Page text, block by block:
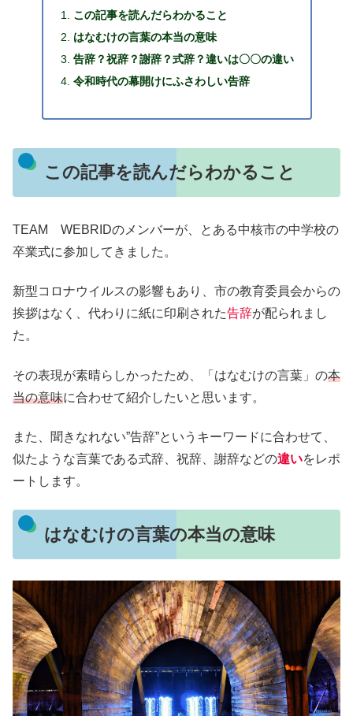
この記事を読んだらわかること
はなむけの言葉の本当の意味
告辞？祝辞？謝辞？式辞？違いは〇〇の違い
令和時代の幕開けにふさわしい告辞
この記事を読んだらわかること
TEAM WEBRIDのメンバーが、とある中核市の中学校の
卒業式に参加してきました。
新型コロナウイルスの影響もあり、市の教育委員会からの
挨拶はなく、代わりに紙に印刷された告辞が配られまし
た。
その表現が素晴らしかったため、「はなむけの言葉」の本
当の意味に合わせて紹介したいと思います。
また、聞きなれない”告辞”というキーワードに合わせて、
似たような言葉である式辞、祝辞、謝辞などの違いをレポ
ートします。
はなむけの言葉の本当の意味